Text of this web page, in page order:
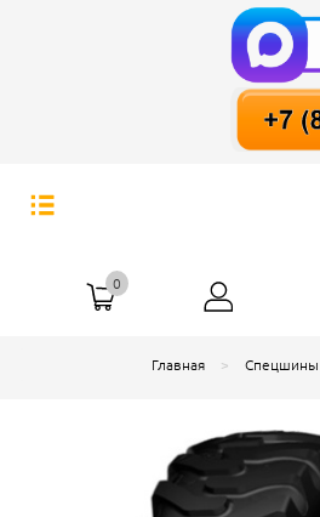
0
Главная Спецшины